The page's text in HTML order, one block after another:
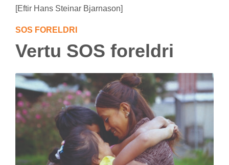
[Eft­ir Hans Stein­ar Bjarna­son]
SOS FOR­ELDRI
Vertu SOS for­eldri